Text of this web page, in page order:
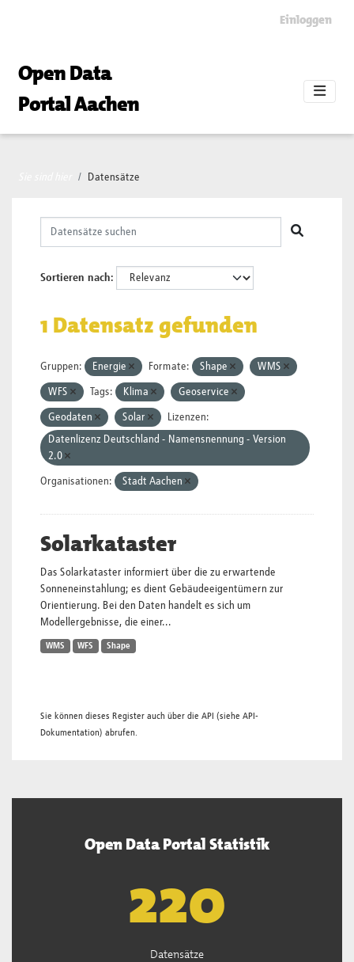
Einloggen
Open Data
Portal Aachen
Datensätze
Sortieren nach
1 Datensatz gefunden
Gruppen: Energie Formate: Shape WMS
WFS Tags: Klima Geoservice
Geodaten Solar
Lizenzen:
Datenlizenz Deutschland - Namensnennung - Version
2.0
Organisationen: Stadt Aachen
Solarkataster
Das Solarkataster informiert über die zu erwartende
Sonneneinstahlung; es dient Gebäudeeigentümern zur
Orientierung. Bei den Daten handelt es sich um
Modellergebnisse, die einer...
WMS WFS Shape
Sie können dieses Register auch über die API (siehe API-
Dokumentation) abrufen.
Open Data Portal Statistik
222
Datensätze